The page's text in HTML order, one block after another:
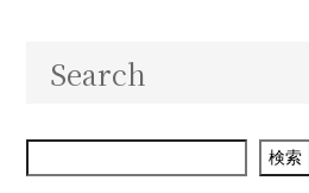
Search
検索